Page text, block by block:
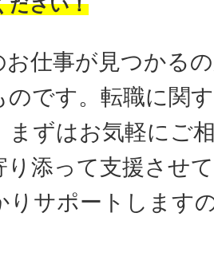
お仕事が見つかる
のです。転職に関
まずはお気軽にご
り添って支援させ
りサポートします